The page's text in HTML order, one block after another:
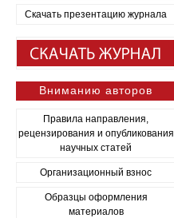
Скачать презентацию журнала
Вниманию авторов
Правила направления,
рецензирования и опубликования
научных статей
Организационный взнос
Образцы оформления
материалов